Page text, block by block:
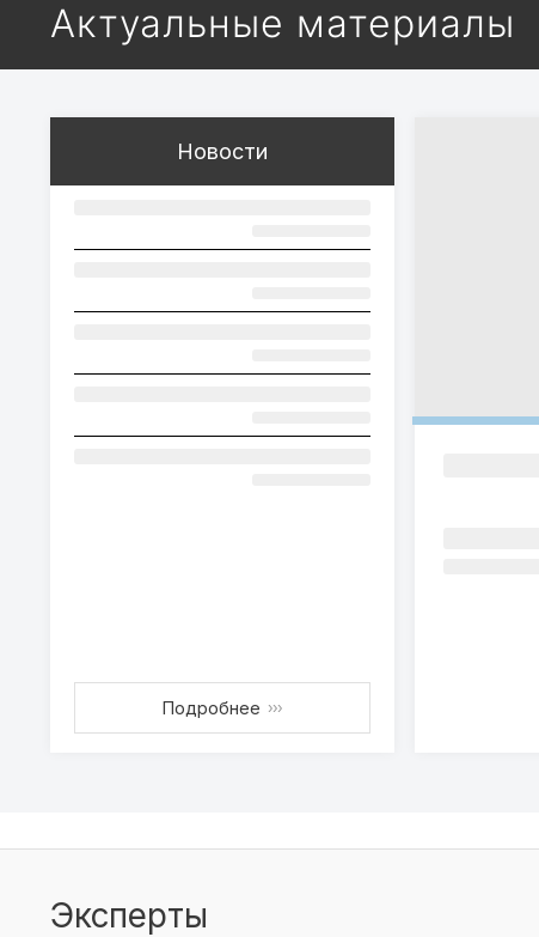
Актуальные материалы
Новости
Подробнее ›››
Эксперты